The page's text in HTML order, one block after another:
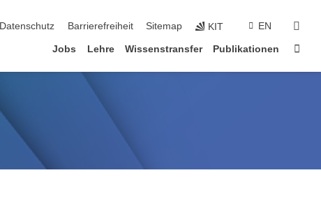
Datenschutz Barrierefreiheit Sitemap KIT EN
Jobs Lehre Wissenstransfer Publikationen